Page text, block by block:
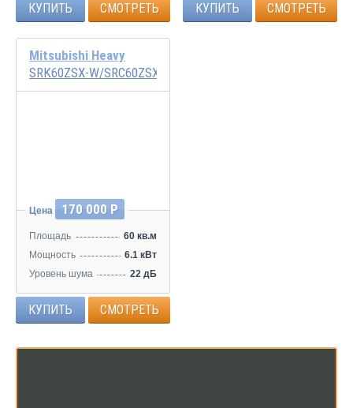
КУПИТЬ СМОТРЕТЬ КУПИТЬ СМОТРЕТЬ
Mitsubishi Heavy
SRK60ZSX-W/SRC60ZSX-W
Цена 170 000 Р
Площадь
60 кв.м
Мощность
6.1 кВт
Уровень шума
22 дБ
КУПИТЬ СМОТРЕТЬ